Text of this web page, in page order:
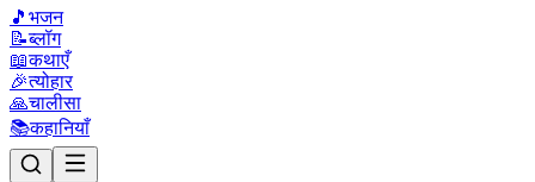
🎵 भजन
📝ब्लॉग
📖कथाएँ
🎉त्योहार
🙏चालीसा
📚कहानियाँ